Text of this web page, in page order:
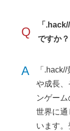
Q
「
ですか？
A
「
や成長、
ンゲー
世界に通
います